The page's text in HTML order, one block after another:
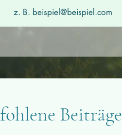
Beiträge